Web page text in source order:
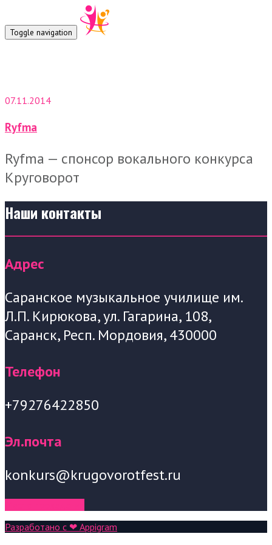
Toggle navigation
07.11.2014
Ryfma
Ryfma — спонсор вокального конкурса
Круговорот
Наши контакты
Адрес
Саранское музыкальное училище им.
Л.П. Кирюкова, ул. Гагарина, 108,
Саранск, Респ. Мордовия, 430000
Телефон
+79276422850
Эл.почта
konkurs@krugovorotfest.ru
Разработано с ❤ Appigram